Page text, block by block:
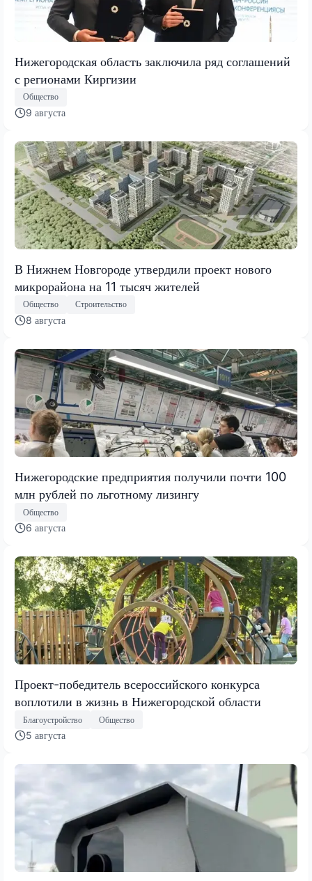
Нижегородская область заключила ряд соглашений
с регионами Киргизии
Общество
9 августа
В Нижнем Новгороде утвердили проект нового
микрорайона на 11 тысяч жителей
Общество Строительство
8 августа
Нижегородские предприятия получили почти 100
млн рублей по льготному лизингу
Общество
6 августа
Проект-победитель всероссийского конкурса
воплотили в жизнь в Нижегородской области
Благоустройство Общество
5 августа